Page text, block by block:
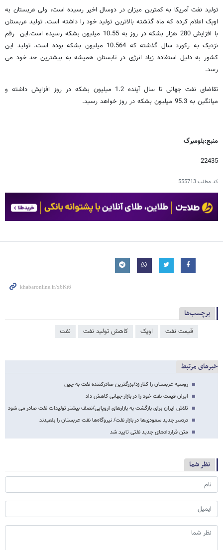
تولید نفت آمریکا به کمترین میزان در دوسال اخیر رسیده است، ولی عربستان به
اوپک اعلام کرده که ماه گذشته بالاترین تولید خود را داشته است. تولید عربستان
با افزایش 280 هزار بشکه در روز به 10.55 میلیون بشکه رسیده است.این رقم
نزدیک به رکورد سال گذشته که 10.564 میلیون بشکه بوده است. تولید این
کشور به دلیل استفاده زیاد انرژی در تابستان همیشه به بیشترین حد خود می
رسد.
تقاضای نفت جهانی تا سال آینده 1.2 میلیون بشکه در روز افزایش داشته و
میانگین به 95.3 میلیون بشکه در روز خواهد رسید.
منبع:بلومبرگ
22435
کد مطلب555713
برچسب‌ها
قیمت نفت اوپک کاهش تولید نفت نفت
خبرهای مرتبط
روسیه عربستان را کنار زد/بزرگترین صادرکننده نفت به چین
ایران قیمت نفت خود را در بازار جهانی کاهش داد
تلاش ایران برای بازگشت به بازارهای اروپایی/نصف بیشتر تولیدات نفت صادر می شود
دردسر جدید سعودی‌ها در بازار نفت/ نیروگاه‌ها نفت عربستان را بلعیدند
متن قراردادهای جدید نفتی تایید شد
نظر شما